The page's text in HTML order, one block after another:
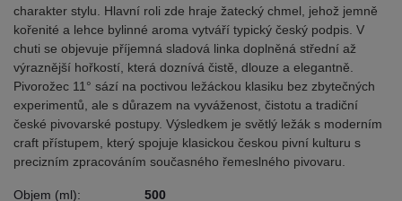
charakter stylu. Hlavní roli zde hraje žatecký chmel, jehož jemně
kořenité a lehce bylinné aroma vytváří typický český podpis. V
chuti se objevuje příjemná sladová linka doplněná střední až
výraznější hořkostí, která doznívá čistě, dlouze a elegantně.
Pivorožec 11° sází na poctivou ležáckou klasiku bez zbytečných
experimentů, ale s důrazem na vyváženost, čistotu a tradiční
české pivovarské postupy. Výsledkem je světlý ležák s moderním
craft přístupem, který spojuje klasickou českou pivní kulturu s
precizním zpracováním současného řemeslného pivovaru.
Objem (ml):
500